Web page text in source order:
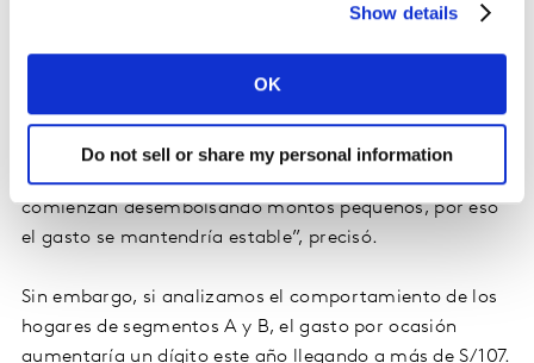
Show details
OK
Do not sell or share my personal information
En cuanto a la frecuencia de compra y el gasto por
ocasión de los hogares, este año en los homecenters, el
experto mencionó que la primera se mantendría en dos
veces al año, y el desembolso por compra en alrededor
de S/ 94. “Al sumarse hogares compradores, estos
comienzan desembolsando montos pequeños, por eso
el gasto se mantendría estable”, precisó.
Sin embargo, si analizamos el comportamiento de los
hogares de segmentos A y B, el gasto por ocasión
aumentaría un dígito este año llegando a más de S/ 107.